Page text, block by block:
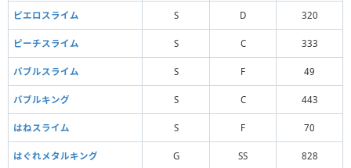
ピエロスライム S D 320
ピーチスライム S C 333
バブルスライム S F 49
バブルキング S C 443
はねスライム S F 70
はぐれメタルキング G SS 828